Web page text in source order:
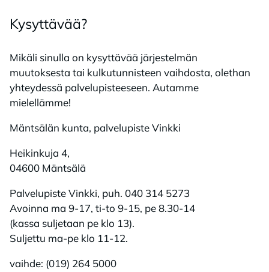
Ky­syt­tä­vää?
Mikäli sinulla on kysyttävää järjestelmän
muutoksesta tai kulkutunnisteen vaihdosta, olethan
yhteydessä palvelupisteeseen. Autamme
mielellämme!
Mänt­sä­län kun­ta, pal­ve­lu­pis­te Vink­ki
Heikinkuja 4,
04600 Mäntsälä
Palvelupiste Vinkki, puh. 040 314 5273
Avoinna ma 9-17, ti-to 9-15, pe 8.30-14
(kassa suljetaan pe klo 13).
Suljettu ma-pe klo 11-12.
vaihde: (019) 264 5000